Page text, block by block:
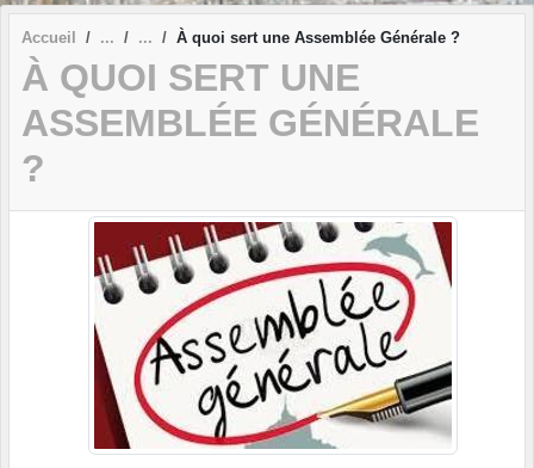
Accueil À quoi sert une Assemblée Générale ?
À QUOI SERT UNE
ASSEMBLÉE GÉNÉRALE
?